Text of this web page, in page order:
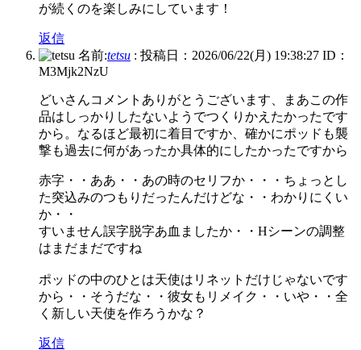
が続くのを楽しみにしています！
返信
名前:tetsu : 投稿日：2026/06/22(月) 19:38:27 ID：
M3Mjk2NzU
どいさんコメントありがとうございます、まあこの作
品はしっかりしたないようでつくりかえたかったです
から。なるほど最初に着目ですか、確かにポッドも襲
撃も過去に何があったか具体的にしたかったですから
赤字・・ああ・・あの時のセリフか・・・ちょっとし
た突込みのつもりだったんだけどな・・わかりにくい
か・・
すいません誤字脱字あ血ましたか・・Hシーンの調整
はまだまだですね
ポッドの中のひとは天使はリネットだけじゃないです
から・・そうだな・・彼女もリメイク・・いや・・全
く新しい天使を作ろうかな？
返信